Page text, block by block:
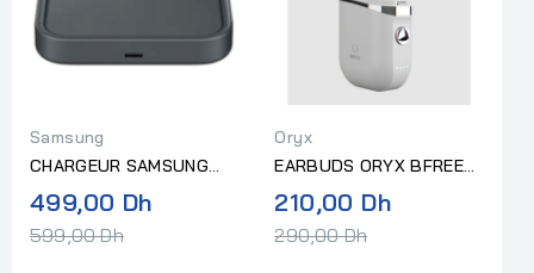
Samsung
CHARGEUR SAMSUNG
SANS FIL 15W (SINGLE)
PAD
499,00 DhPrix
599,00 Dh
Oryx
EARBUDS ORYX BFREE
FLIP BLANC
210,00 DhPrix
290,00 Dh